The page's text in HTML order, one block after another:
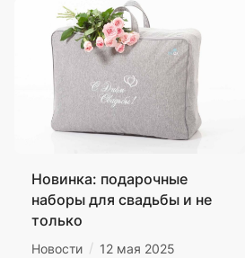
Новинка: подарочные
наборы для свадьбы и не
только
Новости / 12 мая 2025